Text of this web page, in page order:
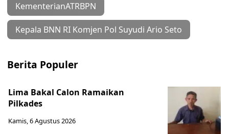
KementerianATRBPN
Kepala BNN RI Komjen Pol Suyudi Ario Seto
Berita Populer
Lima Bakal Calon Ramaikan
Pilkades
Kamis, 6 Agustus 2026